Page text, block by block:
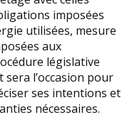
imposées
utilisées, mesure
aux
législative
l’occasion pour
ses intentions et
nécessaires.